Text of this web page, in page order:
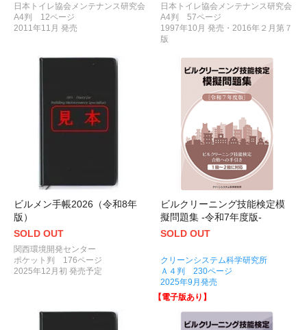
日本トイレ協会メンテナンス研究会
A4判 12ページ
2011年11月 発売
日本トイレ協会メンテナンス研究会
A4判 57ページ
1997年10月 発売・2016年２月第７
版
ビルメン手帳2026（令和8年
版）
SOLD OUT
関西環境開発センター
ポケット判 176ページ
2025年12月初 発売予定
ビルクリーニング技能検定模
擬問題集 -令和7年度版-
SOLD OUT
クリーンシステム科学研究所
Ａ４判 230ページ
2025年9月発売
【電子版あり】